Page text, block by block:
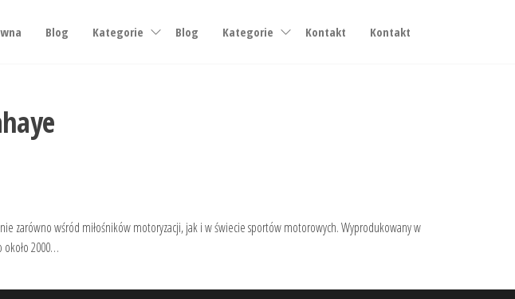
Blog Kategorie Blog Kategorie Kontakt Kontakt
zarówno wśród miłośników motoryzacji, jak i w świecie sportów motorowych. Wyprodukowany w
około 2000…